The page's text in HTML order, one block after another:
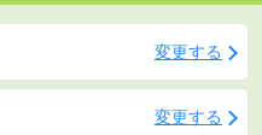
変更する
変更する